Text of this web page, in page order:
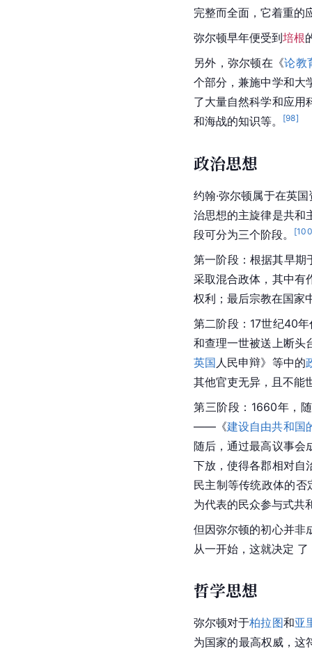
完整而全面，它着重的
弥尔顿早年便受到培根
另外，弥尔顿在《论教
个部分，兼施中学和大
了大量自然科学和应用
和海战的知识等。 [98]
政治思想
约翰·弥尔顿属于在英国
治思想的主旋律是共和
段可分为三个阶段。
[100
第一阶段：根据其早期
采取混合政体 ，其中
权利；最后宗教在国家
第二阶段：17世纪40年
和查理一世被送上断头
英国 人民申辩》等中的
其他官吏无异，且不能
第三阶段：1660年，
——《建设自由共和国
随后，通过最高议事会
下放，使得各郡相对自
民主制等传统政体的
为代表的民众参与式共
但因弥尔顿的初心并非
从一开始，这就决定
哲学思想
弥尔顿对于柏拉图和亚
为国家的最高权威，这